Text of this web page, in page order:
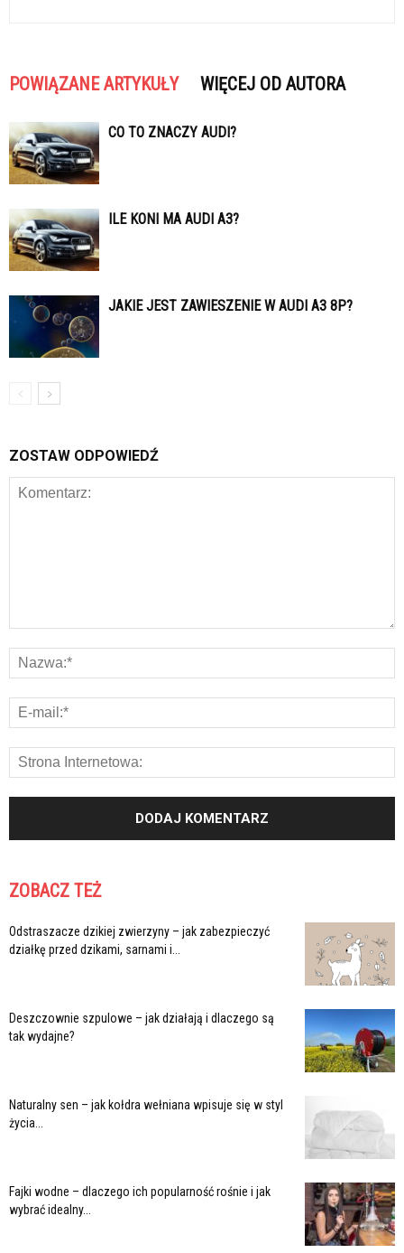
POWIĄZANE ARTYKUŁY WIĘCEJ OD AUTORA
CO TO ZNACZY AUDI?
ILE KONI MA AUDI A3?
JAKIE JEST ZAWIESZENIE W AUDI A3 8P?
ZOSTAW ODPOWIEDŹ
ZOBACZ TEŻ
Odstraszacze dzikiej zwierzyny – jak zabezpieczyć
działkę przed dzikami, sarnami i...
Deszczownie szpulowe – jak działają i dlaczego są
tak wydajne?
Naturalny sen – jak kołdra wełniana wpisuje się w styl
życia...
Fajki wodne – dlaczego ich popularność rośnie i jak
wybrać idealny...